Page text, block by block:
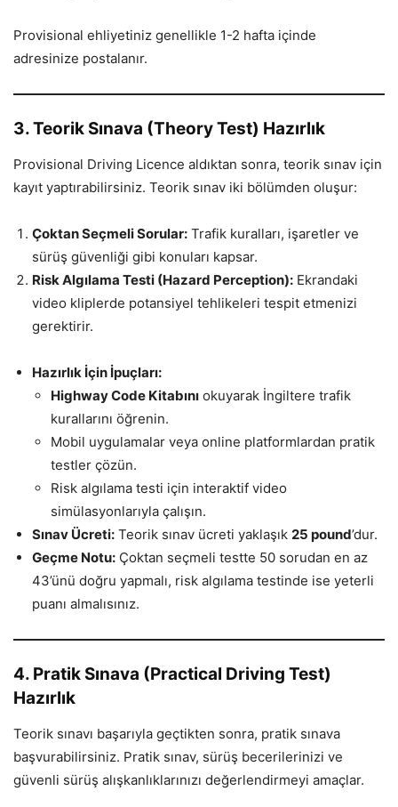
Provisional ehliyetiniz genellikle 1-2 hafta içinde
adresinize postalanır.
3. Teorik Sınava (Theory Test) Hazırlık
Provisional Driving Licence aldıktan sonra, teorik sınav için
kayıt yaptırabilirsiniz. Teorik sınav iki bölümden oluşur:
Çoktan Seçmeli Sorular: Trafik kuralları, işaretler ve
sürüş güvenliği gibi konuları kapsar.
Risk Algılama Testi (Hazard Perception): Ekrandaki
video kliplerde potansiyel tehlikeleri tespit etmenizi
gerektirir.
Hazırlık İçin İpuçları:
Highway Code Kitabını okuyarak İngiltere trafik
kurallarını öğrenin.
Mobil uygulamalar veya online platformlardan pratik
testler çözün.
Risk algılama testi için interaktif video
simülasyonlarıyla çalışın.
Sınav Ücreti: Teorik sınav ücreti yaklaşık 25 pound’dur.
Geçme Notu: Çoktan seçmeli testte 50 sorudan en az
43’ünü doğru yapmalı, risk algılama testinde ise yeterli
puanı almalısınız.
4. Pratik Sınava (Practical Driving Test)
Hazırlık
Teorik sınavı başarıyla geçtikten sonra, pratik sınava
başvurabilirsiniz. Pratik sınav, sürüş becerilerinizi ve
güvenli sürüş alışkanlıklarınızı değerlendirmeyi amaçlar.